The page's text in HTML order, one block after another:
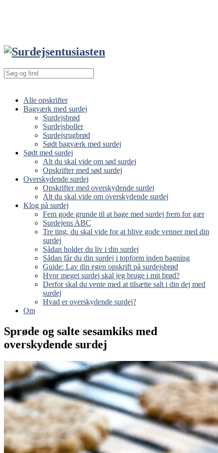
Alle opskrifter
Bagværk med surdej
Surdejsbrød
Surdejsboller
Surdejsrugbrød
Sødt bagværk med surdej
Sødt med surdej
Alt du skal vide om sød surdej
Opskrifter med sød surdej
Overskydende surdej
Opskrifter med overskydende surdej
Alt du skal vide om overskydende surdej
Klog på surdej
Fem gode grunde til at bage med surdej frem for gær
Surdejens ABC
Tre ting, du skal vide for at blive gode venner med din
surdej
Sådan holder du liv i din surdej
Sådan får du din surdej i topform inden bagning
Guide: Lav din egen opskrift på surdejsbrød
Hvor meget surdej skal jeg bruge i mit brød?
Derfor skal du vente med at tilsætte salt i din dej med
surdej
Hvad er overskydende surdej?
Om
Sprøde og salte sesamkiks med
overskydende surdej